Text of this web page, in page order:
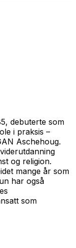
debuterte som
i praksis –
Aschehoug.
og religion.
mange år som
har også
som